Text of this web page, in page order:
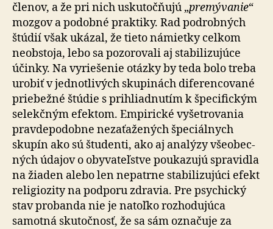
členov, a že pri nich uskutočňujú „premývanie“
mozgov a podobné praktiky. Rad podrobných
štúdií však ukázal, že tieto námietky celkom
neobstoja, lebo sa pozorovali aj sta­bi­li­zu­jú­ce
účinky. Na vyriešenie otázky by teda bolo treba
urobiť v jednotlivých skupinách diferencované
priebežné štúdie s prihliadnutím k špecifickým
selekčným efektom. Empirické vyšetrovania
pravdepodobne nezaťažených špeciálnych
skupín ako sú študenti, ako aj analýzy všeo­bec­
ných údajov o obyvateľstve poukazujú spravidla
na žiaden alebo len nepatrne stabilizujúci efekt
religiozity na podporu zdravia. Pre psychický
stav probanda nie je na­toľ­ko rozhodujúca
samotná skutočnosť, že sa sám oz­na­ču­je za